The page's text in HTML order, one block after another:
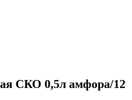
СКО 0,5л амфора/12